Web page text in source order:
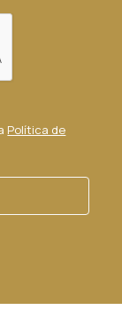
Política de